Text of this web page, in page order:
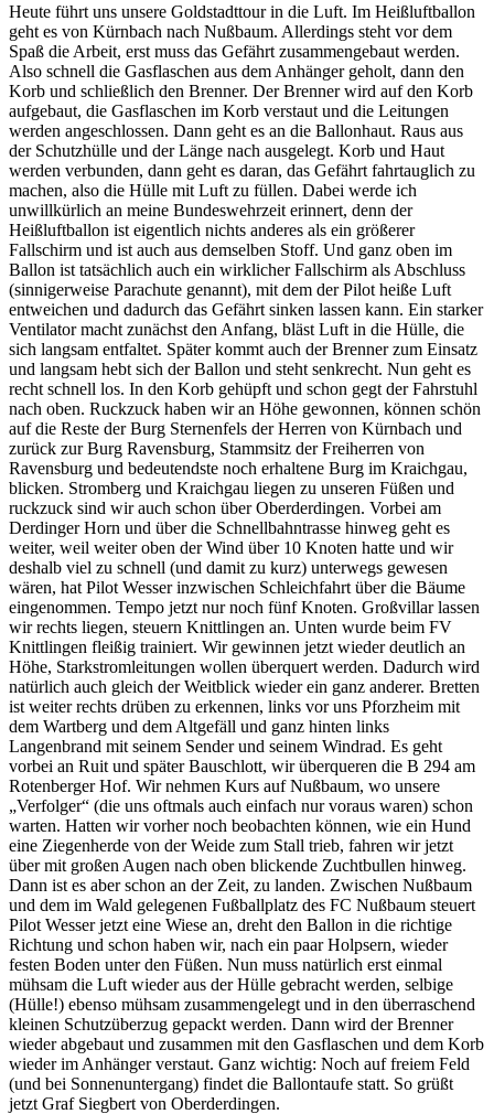
Heute führt uns unsere Goldstadttour in die Luft. Im Heißluftballon
geht es von Kürnbach nach Nußbaum. Allerdings steht vor dem
Spaß die Arbeit, erst muss das Gefährt zusammengebaut werden.
Also schnell die Gasflaschen aus dem Anhänger geholt, dann den
Korb und schließlich den Brenner. Der Brenner wird auf den Korb
aufgebaut, die Gasflaschen im Korb verstaut und die Leitungen
werden angeschlossen. Dann geht es an die Ballonhaut. Raus aus
der Schutzhülle und der Länge nach ausgelegt. Korb und Haut
werden verbunden, dann geht es daran, das Gefährt fahrtauglich zu
machen, also die Hülle mit Luft zu füllen. Dabei werde ich
unwillkürlich an meine Bundeswehrzeit erinnert, denn der
Heißluftballon ist eigentlich nichts anderes als ein größerer
Fallschirm und ist auch aus demselben Stoff. Und ganz oben im
Ballon ist tatsächlich auch ein wirklicher Fallschirm als Abschluss
(sinnigerweise Parachute genannt), mit dem der Pilot heiße Luft
entweichen und dadurch das Gefährt sinken lassen kann. Ein starker
Ventilator macht zunächst den Anfang, bläst Luft in die Hülle, die
sich langsam entfaltet. Später kommt auch der Brenner zum Einsatz
und langsam hebt sich der Ballon und steht senkrecht. Nun geht es
recht schnell los. In den Korb gehüpft und schon gegt der Fahrstuhl
nach oben. Ruckzuck haben wir an Höhe gewonnen, können schön
auf die Reste der Burg Sternenfels der Herren von Kürnbach und
zurück zur Burg Ravensburg, Stammsitz der Freiherren von
Ravensburg und bedeutendste noch erhaltene Burg im Kraichgau,
blicken. Stromberg und Kraichgau liegen zu unseren Füßen und
ruckzuck sind wir auch schon über Oberderdingen. Vorbei am
Derdinger Horn und über die Schnellbahntrasse hinweg geht es
weiter, weil weiter oben der Wind über 10 Knoten hatte und wir
deshalb viel zu schnell (und damit zu kurz) unterwegs gewesen
wären, hat Pilot Wesser inzwischen Schleichfahrt über die Bäume
eingenommen. Tempo jetzt nur noch fünf Knoten. Großvillar lassen
wir rechts liegen, steuern Knittlingen an. Unten wurde beim FV
Knittlingen fleißig trainiert. Wir gewinnen jetzt wieder deutlich an
Höhe, Starkstromleitungen wollen überquert werden. Dadurch wird
natürlich auch gleich der Weitblick wieder ein ganz anderer. Bretten
ist weiter rechts drüben zu erkennen, links vor uns Pforzheim mit
dem Wartberg und dem Altgefäll und ganz hinten links
Langenbrand mit seinem Sender und seinem Windrad. Es geht
vorbei an Ruit und später Bauschlott, wir überqueren die B 294 am
Rotenberger Hof. Wir nehmen Kurs auf Nußbaum, wo unsere
„Verfolger“ (die uns oftmals auch einfach nur voraus waren) schon
warten. Hatten wir vorher noch beobachten können, wie ein Hund
eine Ziegenherde von der Weide zum Stall trieb, fahren wir jetzt
über mit großen Augen nach oben blickende Zuchtbullen hinweg.
Dann ist es aber schon an der Zeit, zu landen. Zwischen Nußbaum
und dem im Wald gelegenen Fußballplatz des FC Nußbaum steuert
Pilot Wesser jetzt eine Wiese an, dreht den Ballon in die richtige
Richtung und schon haben wir, nach ein paar Holpsern, wieder
festen Boden unter den Füßen. Nun muss natürlich erst einmal
mühsam die Luft wieder aus der Hülle gebracht werden, selbige
(Hülle!) ebenso mühsam zusammengelegt und in den überraschend
kleinen Schutzüberzug gepackt werden. Dann wird der Brenner
wieder abgebaut und zusammen mit den Gasflaschen und dem Korb
wieder im Anhänger verstaut. Ganz wichtig: Noch auf freiem Feld
(und bei Sonnenuntergang) findet die Ballontaufe statt. So grüßt
jetzt Graf Siegbert von Oberderdingen.